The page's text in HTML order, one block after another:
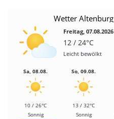
Wetter Altenburg
Freitag, 07.08.2026
12 / 24°C
Leicht bewölkt
Sa, 08.08.
10 / 26°C
Sonnig
So, 09.08.
13 / 32°C
Sonnig